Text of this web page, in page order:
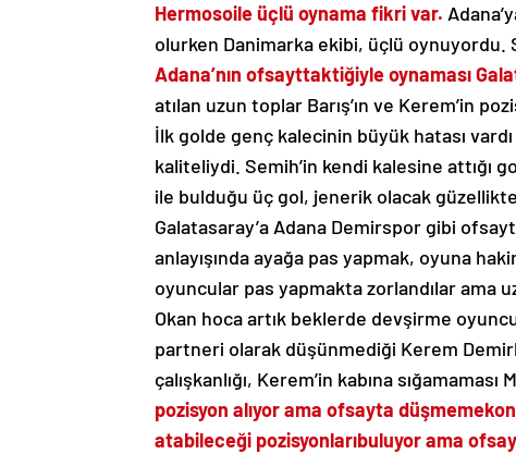
Hermosoile üçlü oynama fikri var.
olurken Danimarka ekibi, üçlü oynuyordu.
Adana’nın ofsayttaktiğiyle oynaması
atılan uzun toplar Barış’ın ve Kerem’in
İlk golde genç kalecinin büyük hatası
kaliteliydi. Semih’in kendi kalesine attığı
ile bulduğu üç gol, jenerik olacak
Galatasaray’a Adana Demirspor gibi
anlayışında ayağa pas yapmak, oyuna
oyuncular pas yapmakta zorlandılar ama
Okan hoca artık beklerde devşirme
partneri olarak düşünmediği Kerem
çalışkanlığı, Kerem’in kabına
pozisyon alıyor ama ofsayta düşmeme
atabileceği pozisyonlarıbuluyor ama